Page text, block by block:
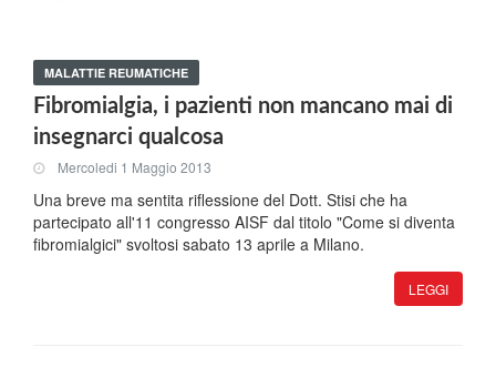
MALATTIE REUMATICHE
Fibromialgia, i pazienti non mancano mai di
insegnarci qualcosa
Mercoledi 1 Maggio 2013
Una breve ma sentita riflessione del Dott. Stisi che ha
partecipato all'11 congresso AISF dal titolo "Come si diventa
fibromialgici" svoltosi sabato 13 aprile a Milano.
LEGGI